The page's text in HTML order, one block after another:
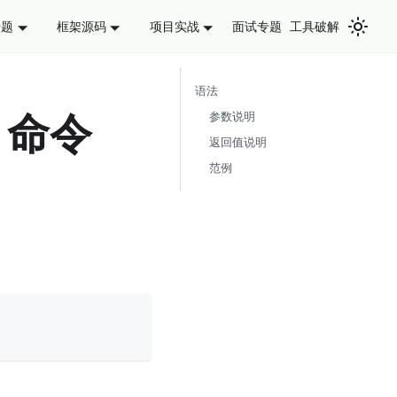
框架源码 项目实战 面试专题 工具破解
令
语法
参数说明
返回值说明
范例